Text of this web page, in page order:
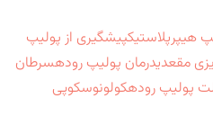
هیپرپلاستیکپیشگیری از پولیپ
مقعدیدرمان پولیپ رودهسرطان
پولیپ رودهکولونوسکوپی